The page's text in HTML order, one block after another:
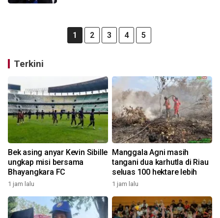
1 2 3 4 5
Terkini
Bek asing anyar Kevin Sibille
ungkap misi bersama
Bhayangkara FC
1 jam lalu
Manggala Agni masih
tangani dua karhutla di Riau
seluas 100 hektare lebih
1 jam lalu